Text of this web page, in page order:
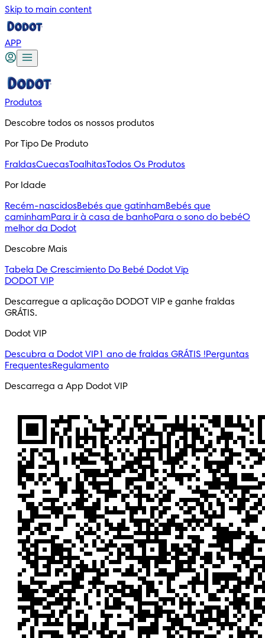
Skip to main content
APP
Produtos
Descobre todos os nossos produtos
Por Tipo De Produto
FraldasCuecasToalhitasTodos Os Produtos
Por Idade
Recém-nascidosBebés que gatinhamBebés que
caminhamPara ir à casa de banhoPara o sono do bebéO
melhor da Dodot
Descobre Mais
Tabela De Crescimiento Do Bebé Dodot Vip
DODOT VIP
Descarregue a aplicação DODOT VIP e ganhe fraldas
GRÁTIS.
Dodot VIP
Descubra a Dodot VIP1 ano de fraldas GRÁTIS !Perguntas
FrequentesRegulamento
Descarrega a App Dodot VIP